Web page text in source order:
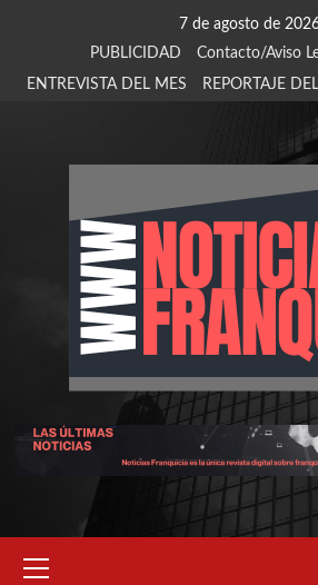
7 de agosto de
PUBLICIDAD
Contacto/Aviso
ENTREVISTA DEL MES
REPORTAJE
primario
907